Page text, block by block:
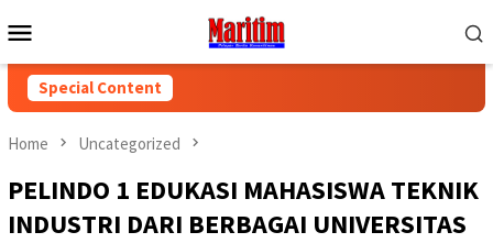
to
Menu
Special Content
Home Uncategorized
PELINDO 1 EDUKASI MAHASISWA TEKNIK
INDUSTRI DARI BERBAGAI UNIVERSITAS